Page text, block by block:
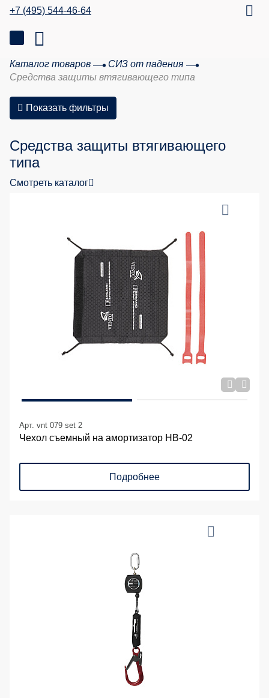
+7 (495) 544-46-64
Каталог товаров
СИЗ от падения
Средства защиты втягивающего типа
Показать фильтры
Средства защиты втягивающего
типа
Смотреть каталог
Арт. vnt 079 set 2
Чехол съемный на амортизатор НВ-02
Подробнее